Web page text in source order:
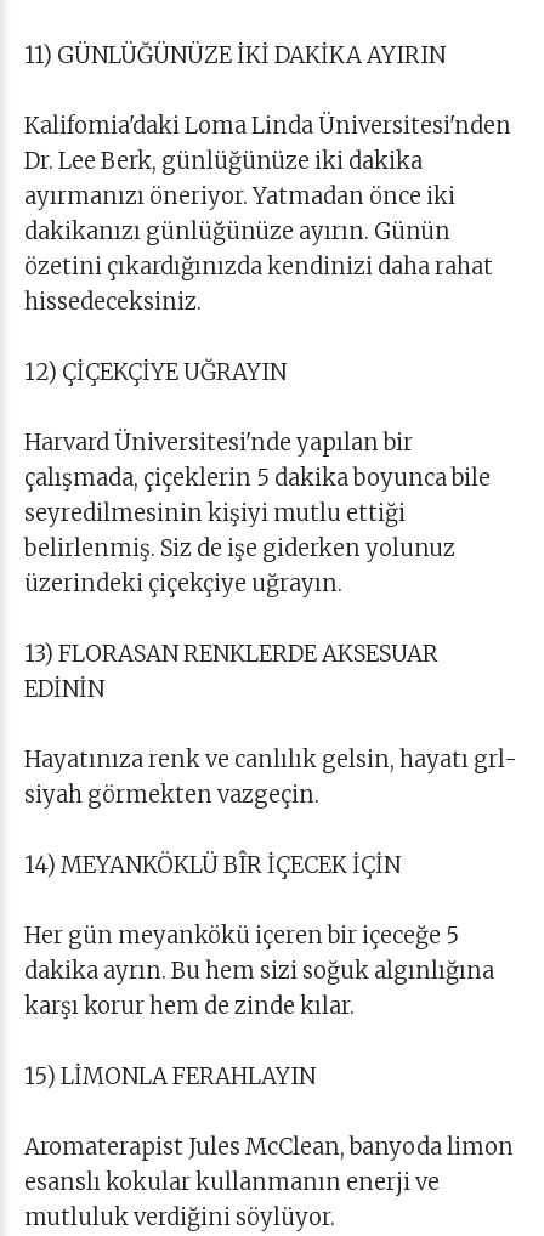
11) GÜNLÜĞÜNÜZE İKİ DAKİKA AYIRIN
Kalifomia'daki Loma Linda Üniversitesi'nden
Dr. Lee Berk, günlüğünüze iki dakika
ayırmanızı öneriyor. Yatmadan önce iki
dakikanızı günlüğünüze ayırın. Günün
özetini çıkardığınızda kendinizi daha rahat
hissedeceksiniz.
12) ÇİÇEKÇİYE UĞRAYIN
Harvard Üniversitesi'nde yapılan bir
çalışmada, çiçeklerin 5 dakika boyunca bile
seyredilmesinin kişiyi mutlu ettiği
belirlenmiş. Siz de işe giderken yolunuz
üzerindeki çiçekçiye uğrayın.
13) FLORASAN RENKLERDE AKSESUAR
EDİNİN
Hayatınıza renk ve canlılık gelsin, hayatı grl-
siyah görmekten vazgeçin.
14) MEYANKÖKLÜ BÎR İÇECEK İÇİN
Her gün meyankökü içeren bir içeceğe 5
dakika ayrın. Bu hem sizi soğuk algınlığına
karşı korur hem de zinde kılar.
15) LİMONLA FERAHLAYIN
Aromaterapist Jules McClean, banyoda limon
esanslı kokular kullanmanın enerji ve
mutluluk verdiğini söylüyor.